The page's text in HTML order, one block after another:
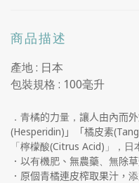
商品描述
產地 : 日本
包裝規格 : 100毫升
．青橘的力量， 讓人由內而
(Hesperidin) 」「橘皮素
「檸檬酸(Citrus Acid) 」，
． 以有機肥 、 無農藥、無除
．原個青橘連皮榨取果汁，